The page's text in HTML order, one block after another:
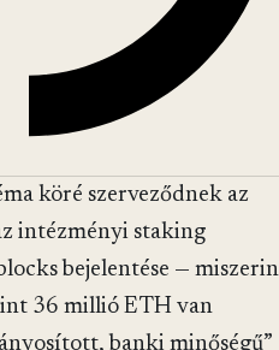
köré szerveződnek az
intézményi staking
bejelentése —
36 millió ETH van
banki minőségű”